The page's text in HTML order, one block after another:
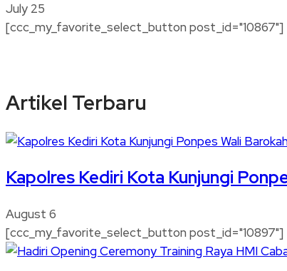
July 25
[ccc_my_favorite_select_button post_id="10867"]
Artikel Terbaru
Kapolres Kediri Kota Kunjungi
August 6
[ccc_my_favorite_select_button post_id="10897"]